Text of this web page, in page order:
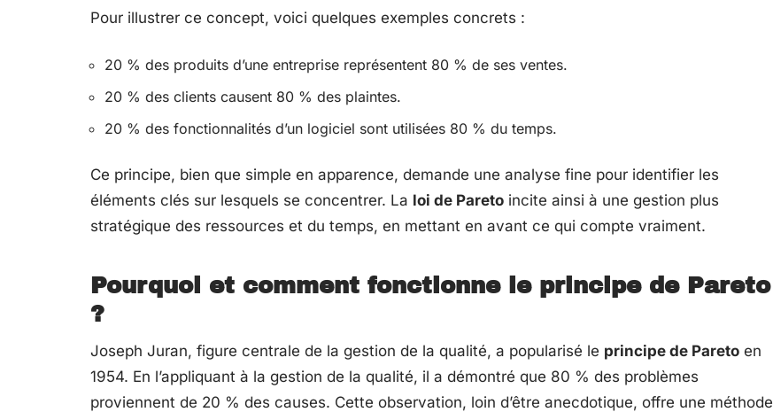
Pour illustrer ce concept, voici quelques exemples concrets :
20 % des produits d’une entreprise représentent 80 % de ses ventes.
20 % des clients causent 80 % des plaintes.
20 % des fonctionnalités d’un logiciel sont utilisées 80 % du temps.
Ce principe, bien que simple en apparence, demande une analyse fine pour identifier les
éléments clés sur lesquels se concentrer. La loi de Pareto incite ainsi à une gestion plus
stratégique des ressources et du temps, en mettant en avant ce qui compte vraiment.
Pourquoi et comment fonctionne le principe de Pareto
?
Joseph Juran, figure centrale de la gestion de la qualité, a popularisé le principe de Pareto en
1954. En l’appliquant à la gestion de la qualité, il a démontré que 80 % des problèmes
proviennent de 20 % des causes. Cette observation, loin d’être anecdotique, offre une méthode